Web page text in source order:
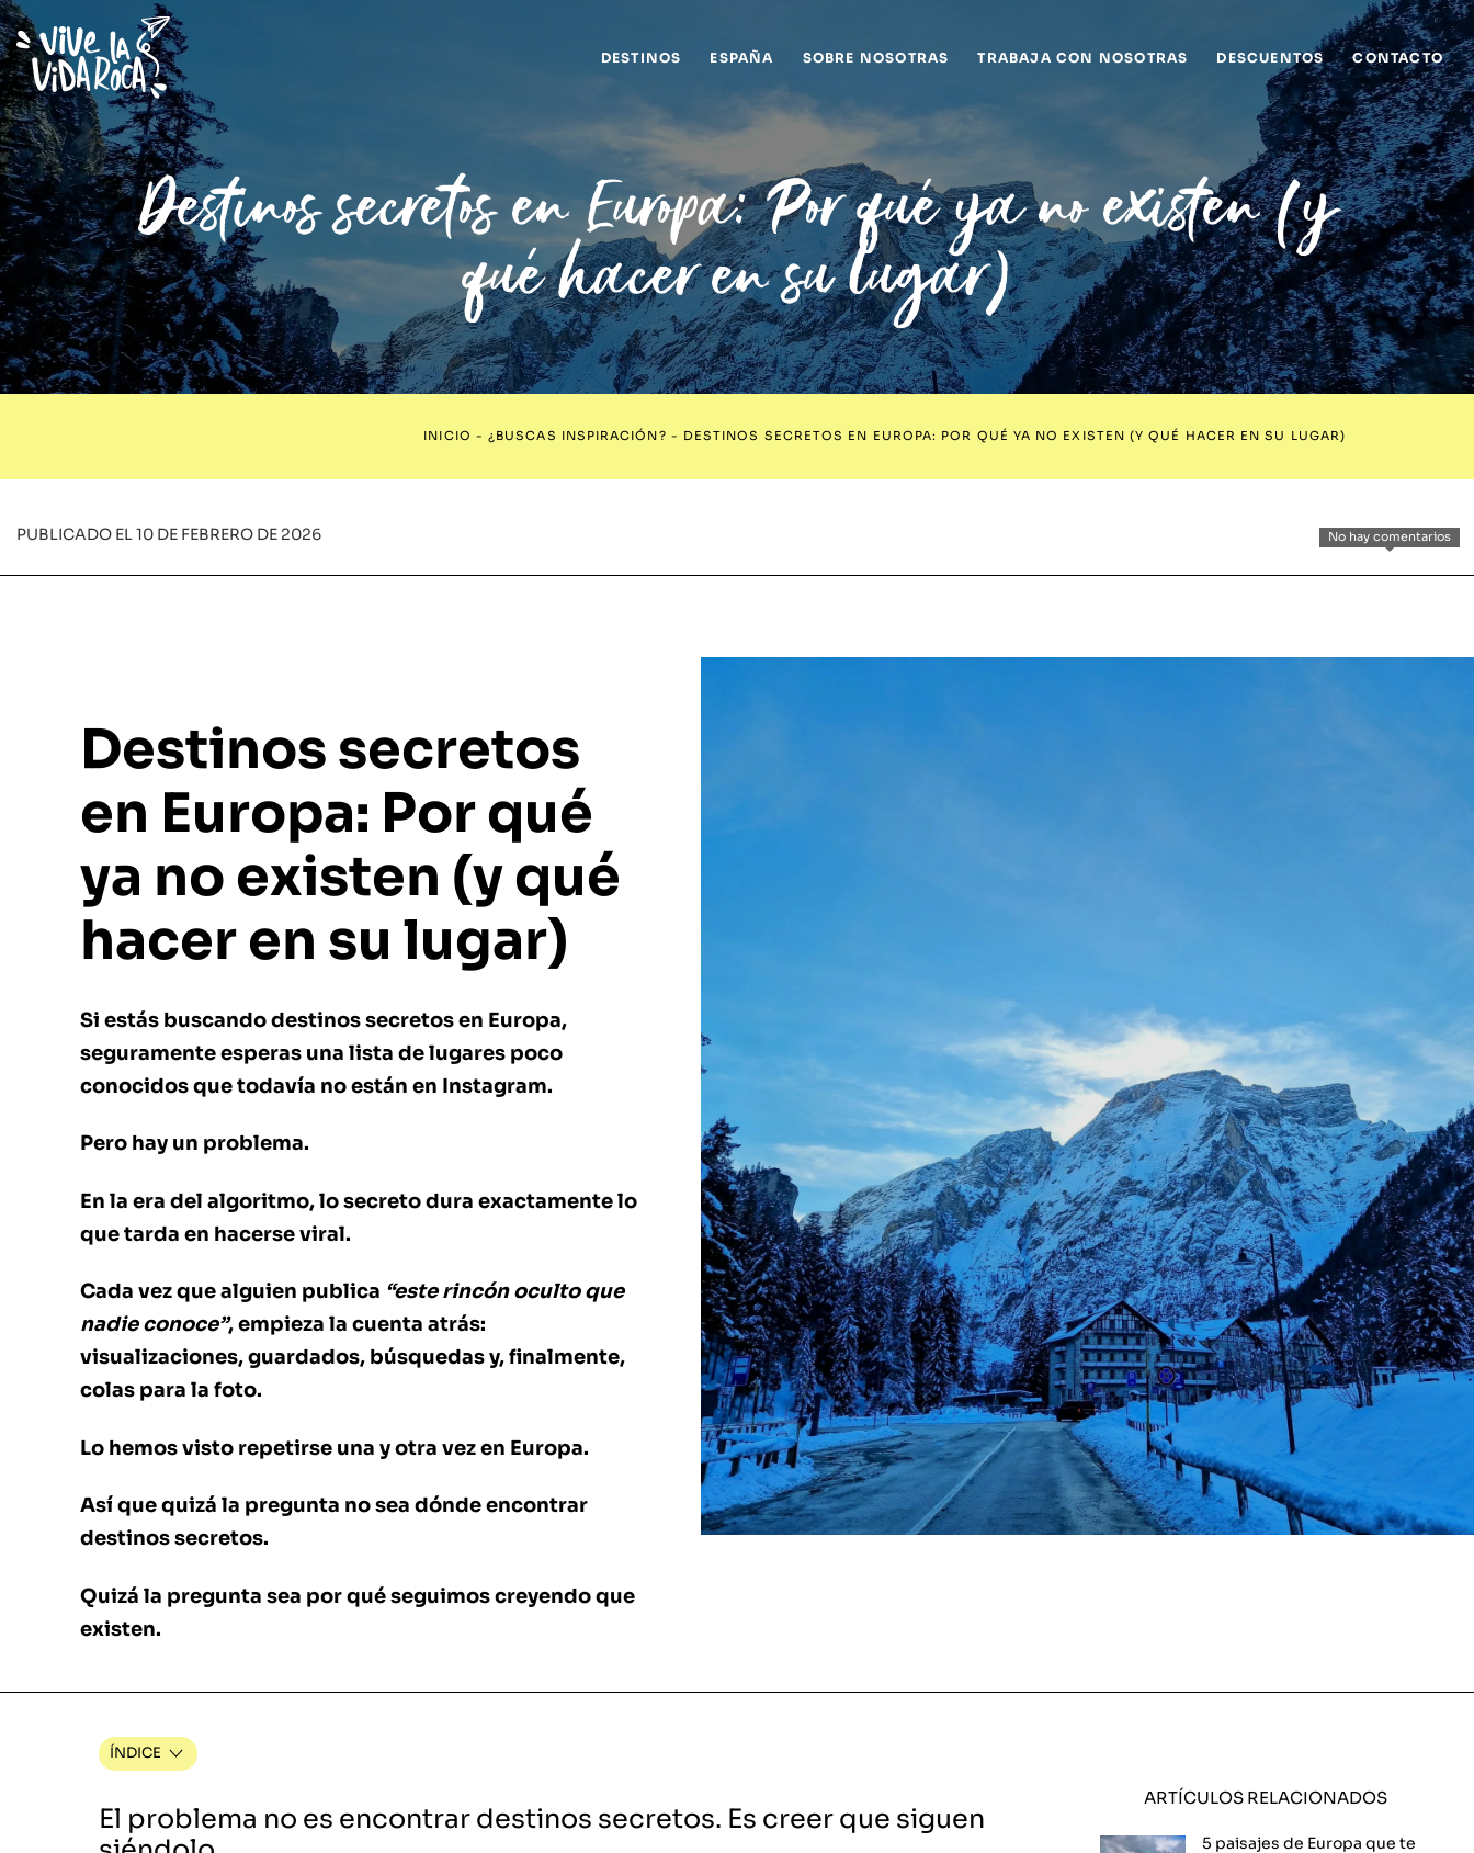
DESTINOS ESPAÑA SOBRE NOSOTRAS TRABAJA CON NOSOTRAS DESCUENTOS CONTACTO
Destinos secretos en Europa: Por qué ya no existen (y
qué hacer en su lugar)
INICIO -¿BUSCAS INSPIRACIÓN? - DESTINOS SECRETOS EN EUROPA: POR QUÉ YA NO EXISTEN (Y QUÉ HACER EN SU LUGAR)
No hay comentarios
PUBLICADO EL 10 DE FEBRERO DE 2026
Destinos secretos
en Europa: Por qué
ya no existen (y qué
hacer en su lugar)
Si estás buscando destinos secretos en Europa,
seguramente esperas una lista de lugares poco
conocidos que todavía no están en Instagram.
Pero hay un problema.
En la era del algoritmo, lo secreto dura exactamente lo
que tarda en hacerse viral.
Cada vez que alguien publica “este rincón oculto que
nadie conoce”, empieza la cuenta atrás:
visualizaciones, guardados, búsquedas y, finalmente,
colas para la foto.
Lo hemos visto repetirse una y otra vez en Europa.
Así que quizá la pregunta no sea dónde encontrar
destinos secretos.
Quizá la pregunta sea por qué seguimos creyendo que
existen.
ÍNDICE
El problema no es encontrar destinos secretos. Es creer que siguen
ARTÍCULOS RELACIONADOS
5 paisajes de Europa que te